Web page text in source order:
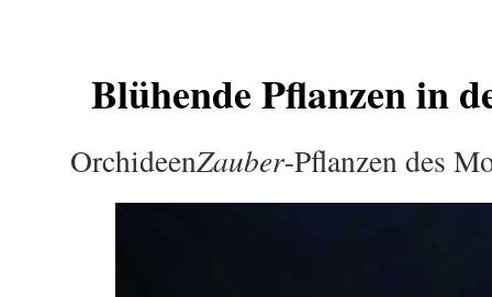
Blühende Pflanzen in
OrchideenZauber-Pflanzen des